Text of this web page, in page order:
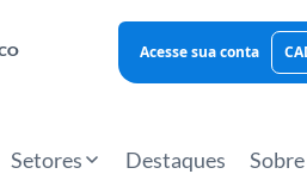
Acesse sua conta
Setores Destaques Sobre